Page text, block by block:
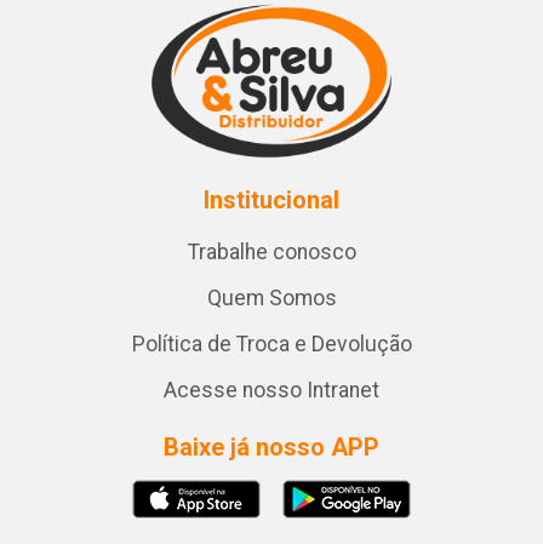
Institucional
Trabalhe conosco
Quem Somos
Política de Troca e Devolução
Acesse nosso Intranet
Baixe já nosso APP